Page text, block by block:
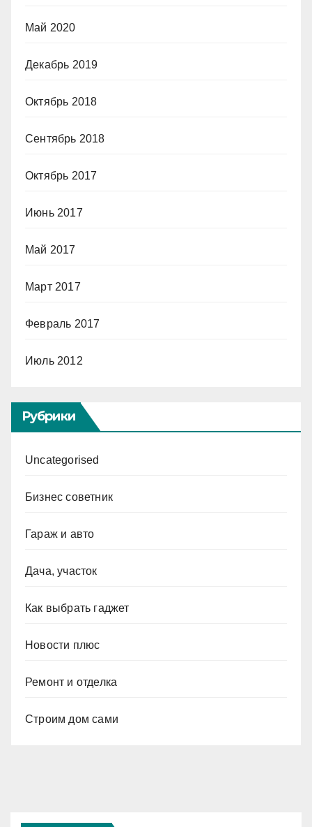
Май 2020
Декабрь 2019
Октябрь 2018
Сентябрь 2018
Октябрь 2017
Июнь 2017
Май 2017
Март 2017
Февраль 2017
Июль 2012
Рубрики
Uncategorised
Бизнес советник
Гараж и авто
Дача, участок
Как выбрать гаджет
Новости плюс
Ремонт и отделка
Строим дом сами